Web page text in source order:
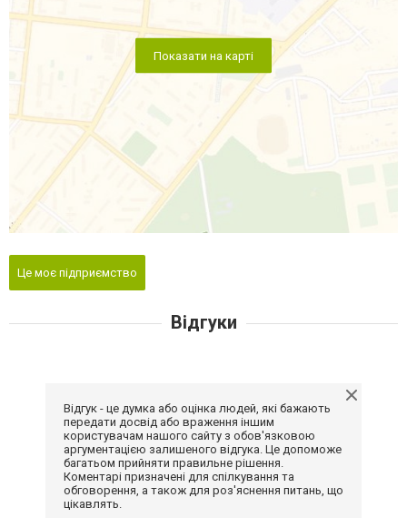
Показати на карті
Це моє підприємство
Відгуки
Відгук - це думка або оцінка людей, які бажають
передати досвід або враження іншим
користувачам нашого сайту з обов'язковою
аргументацією залишеного відгука. Це допоможе
багатьом прийняти правильне рішення.
Коментарі призначені для спілкування та
обговорення, а також для роз'яснення питань, що
цікавлять.